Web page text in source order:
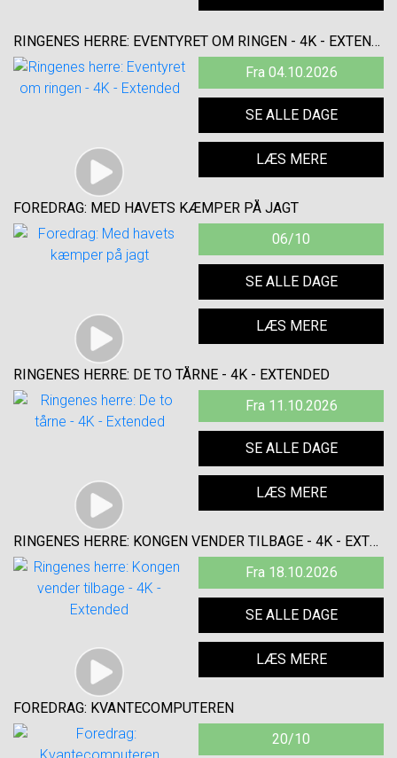
RINGENES HERRE: EVENTYRET OM RINGEN - 4K - EXTENDED
Fra 04.10.2026
SE ALLE DAGE
LÆS MERE
FOREDRAG: MED HAVETS KÆMPER PÅ JAGT
06/10
SE ALLE DAGE
LÆS MERE
RINGENES HERRE: DE TO TÅRNE - 4K - EXTENDED
Fra 11.10.2026
SE ALLE DAGE
LÆS MERE
RINGENES HERRE: KONGEN VENDER TILBAGE - 4K - EXTENDED
Fra 18.10.2026
SE ALLE DAGE
LÆS MERE
FOREDRAG: KVANTECOMPUTEREN
20/10